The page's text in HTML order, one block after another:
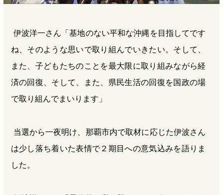
伊波洋一さん「基地のない平和な沖縄を目指してです
ね、そのような思いで取り組んでいきたい。そして、
また、子どもたちのことを最大限に取り組みながら経
済の回復、そして、また、県民生活の回復を国政の場
で取り組んでまいります」
当選から一夜明け、那覇市内で取材に応じた伊波さん
は少し落ち着いた表情で２期目への意気込みを語りま
した。